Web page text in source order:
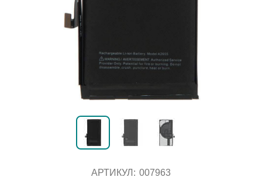
АРТИКУЛ: 007963